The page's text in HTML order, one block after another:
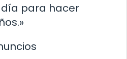
día para hacer